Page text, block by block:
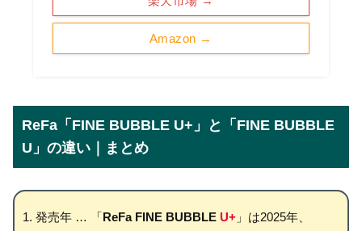
Amazon →
ReFa「FINE BUBBLE U+」と「FINE BUBBLE
U」の違い｜まとめ
発売年 … 「ReFa FINE BUBBLE U+」は2025年、